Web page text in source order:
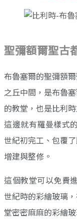
聖彌額爾聖古
布魯塞爾的聖彌額
之丘中間，是布魯
的教堂，也是比利
這邊就有羅曼樣式
世紀初完工、包覆
增建與整修。
這個教堂可以免費
世紀時的彩繪玻璃
堂密密麻麻的彩繪